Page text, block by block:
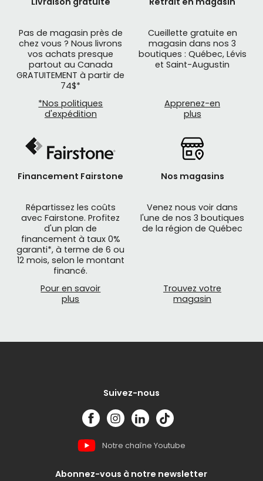
Pas de magasin près de
chez vous ? Nous livrons
vos achats presque
partout au Canada
GRATUITEMENT à partir de
74$*
*Nos politiques
d'expédition
Cueillette gratuite en
magasin dans nos 3
boutiques : Québec, Lévis
et Saint-Augustin
Apprenez-en
plus
Financement Fairstone
Répartissez les coûts
avec Fairstone. Profitez
d'un plan de
financement à taux 0%
garanti*, à terme de 6 ou
12 mois, selon le montant
financé.
Pour en savoir
plus
Nos magasins
Venez nous voir dans
l'une de nos 3 boutiques
de la région de Québec
Trouvez votre
magasin
Suivez-nous
Notre chaîne Youtube
Abonnez-vous à notre newsletter